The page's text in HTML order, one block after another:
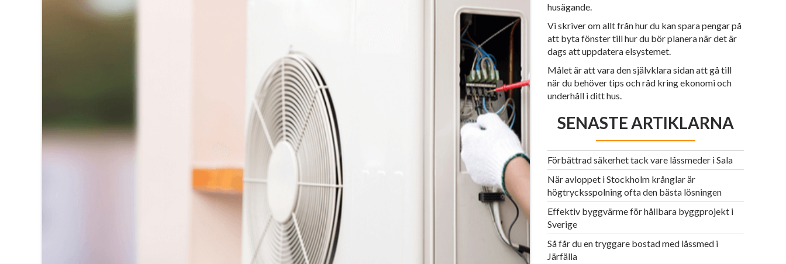
husägande.
Vi skriver om allt från hur du kan spara pengar på
att byta fönster till hur du bör planera när det är
dags att uppdatera elsystemet.
Målet är att vara den självklara sidan att gå till
när du behöver tips och råd kring ekonomi och
underhåll i ditt hus.
SENASTE ARTIKLARNA
Förbättrad säkerhet tack vare låssmeder i Sala
När avloppet i Stockholm krånglar är
högtrycksspolning ofta den bästa lösningen
Effektiv byggvärme för hållbara byggprojekt i
Sverige
Så får du en tryggare bostad med låssmed i
Järfälla